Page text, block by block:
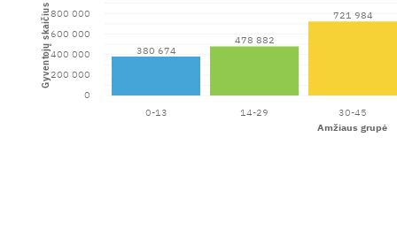
380 674
478 882
721 984
0
200 000
400 000
600 000
800 000
Gyventojų skaičius
0-13 14-29 30-45
Amžiaus grupė